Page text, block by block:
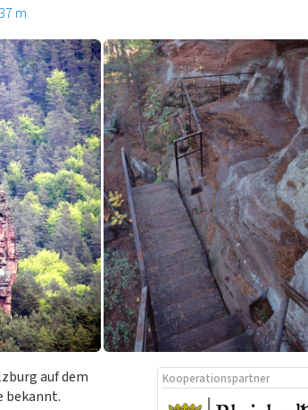
m
Kooperationspartner
auf dem
bekannt.